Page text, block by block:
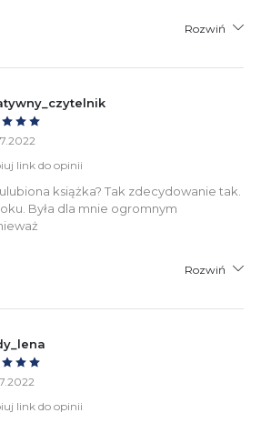
Rozwiń
link do opinii
książka? Tak zdecydowanie tak.
Była dla mnie ogromnym
Rozwiń
link do opinii